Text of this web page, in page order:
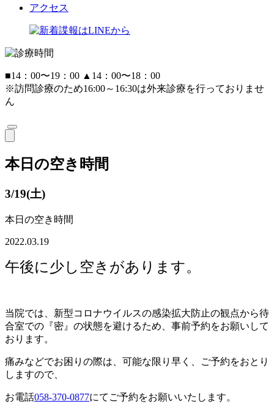
アクセス
■14：00〜19：00 ▲ 14：00〜18：00
※訪問診療のため16:00～16:30は外来診療を行っておりませ
ん
本日の空き時間
3/19(土)
本日の空き時間
2022.03.19
午後に少し空きがあります。
当院では、新型コロナウイルスの感染拡大防止の観点から待
合室での『密』の状態を避けるため、事前予約をお願いして
おります。
痛みなどでお困りの際は、可能な限り早く、ご予約をおとり
しますので、
お電話058-370-0877にてご予約をお願いいたします。